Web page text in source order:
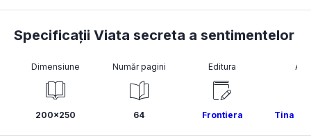
Specificații Viata secreta a sentimentelor
Dimensiune
200x250
Număr pagini
64
Editura
Frontiera Tina